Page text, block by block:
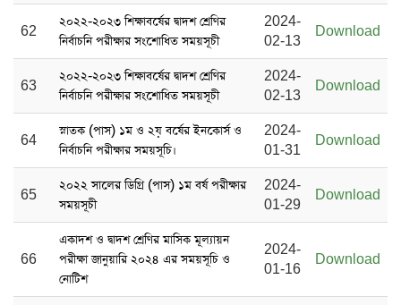
62
২০২২-২০২৩ শিক্ষাবর্ষের দ্বাদশ শ্রেণির
নির্বাচনি পরীক্ষার সংশোধিত সময়সূচী
2024-
02-13
Download
63
২০২২-২০২৩ শিক্ষাবর্ষের দ্বাদশ শ্রেণির
নির্বাচনি পরীক্ষার সংশোধিত সময়সূচী
2024-
02-13
Download
64
স্নাতক (পাস) ১ম ও ২য় বর্ষের ইনকোর্স ও
নির্বাচনি পরীক্ষার সময়সূচি।
2024-
01-31
Download
65
২০২২ সালের ডিগ্রি (পাস) ১ম বর্ষ পরীক্ষার
সময়সূচী
2024-
01-29
Download
66
একাদশ ও দ্বাদশ শ্রেণির মাসিক মূল্যায়ন
পরীক্ষা জানুয়ারি ২০২৪ এর সময়সূচি ও
নোটিশ
2024-
01-16
Download